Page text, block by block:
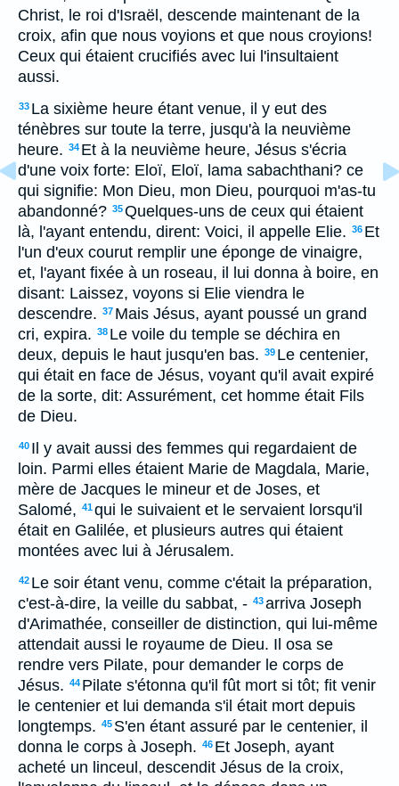
Christ, le roi d'Israël, descende maintenant de la
croix, afin que nous voyions et que nous croyions!
Ceux qui étaient crucifiés avec lui l'insultaient
aussi.
33 La sixième heure étant venue, il y eut des
ténèbres sur toute la terre, jusqu'à la neuvième
heure. 34 Et à la neuvième heure, Jésus s'écria
d'une voix forte: Eloï, Eloï, lama sabachthani? ce
qui signifie: Mon Dieu, mon Dieu, pourquoi m'as-tu
abandonné? 35Quelques-uns de ceux qui étaient
là, l'ayant entendu, dirent: Voici, il appelle Elie. 36 Et
l'un d'eux courut remplir une éponge de vinaigre,
et, l'ayant fixée à un roseau, il lui donna à boire, en
disant: Laissez, voyons si Elie viendra le
descendre. 37 Mais Jésus, ayant poussé un grand
cri, expira. 38 Le voile du temple se déchira en
deux, depuis le haut jusqu'en bas. 39 Le centenier,
qui était en face de Jésus, voyant qu'il avait expiré
de la sorte, dit: Assurément, cet homme était Fils
de Dieu.
40 Il y avait aussi des femmes qui regardaient de
loin. Parmi elles étaient Marie de Magdala, Marie,
mère de Jacques le mineur et de Joses, et
Salomé, 41qui le suivaient et le servaient lorsqu'il
était en Galilée, et plusieurs autres qui étaient
montées avec lui à Jérusalem.
42 Le soir étant venu, comme c'était la préparation,
c'est-à-dire, la veille du sabbat, - 43arriva Joseph
d'Arimathée, conseiller de distinction, qui lui-même
attendait aussi le royaume de Dieu. Il osa se
rendre vers Pilate, pour demander le corps de
Jésus. 44 Pilate s'étonna qu'il fût mort si tôt; fit venir
le centenier et lui demanda s'il était mort depuis
longtemps. 45 S'en étant assuré par le centenier, il
donna le corps à Joseph. 46 Et Joseph, ayant
acheté un linceul, descendit Jésus de la croix,